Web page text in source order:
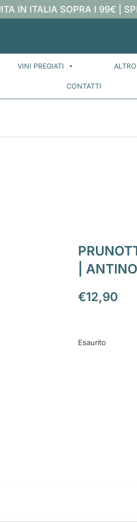
IN ITALIA SOPRA I 99€ |
VINI PREGIATI ALTRO
CONTATTI
|
€12,90
Esaurito